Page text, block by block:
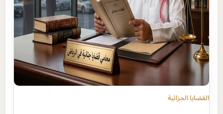
القضايا الجزائية